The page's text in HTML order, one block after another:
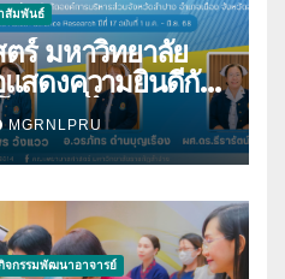
สัมพันธ์
ร์ มหาวิทยาลัย
สดงความยินดีกับ
อกาสที่ได้รับการตี
MGRNLPRU
จกรรมพัฒนาอาจารย์